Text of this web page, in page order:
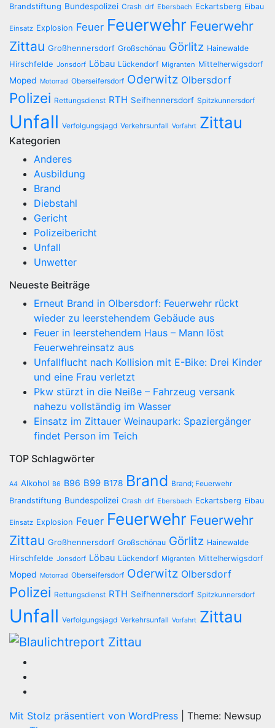
Brandstiftung Bundespolizei Crash drf Ebersbach Eckartsberg Eibau
Einsatz Explosion Feuer Feuerwehr Feuerwehr
Zittau Großhennersdorf Großschönau Görlitz Hainewalde
Hirschfelde Jonsdorf Löbau Lückendorf Migranten Mittelherwigsdorf
Moped Motorrad Oberseifersdorf Oderwitz Olbersdorf
Polizei Rettungsdienst RTH Seifhennersdorf Spitzkunnersdorf
Unfall Verfolgungsjagd Verkehrsunfall Vorfahrt Zittau
Kategorien
Anderes
Ausbildung
Brand
Diebstahl
Gericht
Polizeibericht
Unfall
Unwetter
Neueste Beiträge
Erneut Brand in Olbersdorf: Feuerwehr rückt
wieder zu leerstehendem Gebäude aus
Feuer in leerstehendem Haus – Mann löst
Feuerwehreinsatz aus
Unfallflucht nach Kollision mit E-Bike: Drei Kinder
und eine Frau verletzt
Pkw stürzt in die Neiße – Fahrzeug versank
nahezu vollständig im Wasser
Einsatz im Zittauer Weinaupark: Spaziergänger
findet Person im Teich
TOP Schlagwörter
A4 Alkohol B6 B96 B99 B178 Brand Brand; Feuerwehr
Brandstiftung Bundespolizei Crash drf Ebersbach Eckartsberg Eibau
Einsatz Explosion Feuer Feuerwehr Feuerwehr
Zittau Großhennersdorf Großschönau Görlitz Hainewalde
Hirschfelde Jonsdorf Löbau Lückendorf Migranten Mittelherwigsdorf
Moped Motorrad Oberseifersdorf Oderwitz Olbersdorf
Polizei Rettungsdienst RTH Seifhennersdorf Spitzkunnersdorf
Unfall Verfolgungsjagd Verkehrsunfall Vorfahrt Zittau
Mit Stolz präsentiert von WordPress
Theme: Newsup